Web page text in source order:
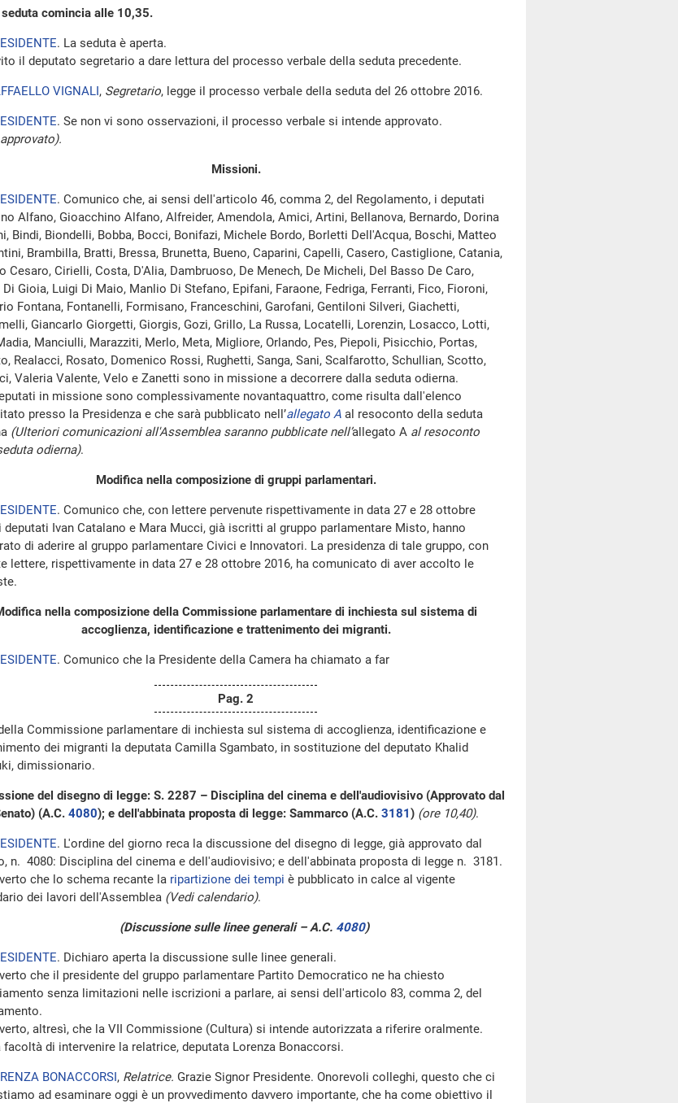
seduta comincia alle 10,35.
. La seduta è aperta.
il deputato segretario a dare lettura del processo verbale della seduta precedente.
VIGNALI, Segretario, legge il processo verbale della seduta del 26 ottobre 2016.
. Se non vi sono osservazioni, il processo verbale si intende approvato.
Missioni.
. Comunico che, ai sensi dell'articolo 46, comma 2, del Regolamento, i deputati
Alfano, Gioacchino Alfano, Alfreider, Amendola, Amici, Artini, Bellanova, Bernardo, Dorina
Bindi, Biondelli, Bobba, Bocci, Bonifazi, Michele Bordo, Borletti Dell'Acqua, Boschi, Matteo
Brambilla, Bratti, Bressa, Brunetta, Bueno, Caparini, Capelli, Casero, Castiglione, Catania,
Cesaro, Cirielli, Costa, D'Alia, Dambruoso, De Menech, De Micheli, Del Basso De Caro,
Di Gioia, Luigi Di Maio, Manlio Di Stefano, Epifani, Faraone, Fedriga, Ferranti, Fico, Fioroni,
Fontana, Fontanelli, Formisano, Franceschini, Garofani, Gentiloni Silveri, Giachetti,
Giancarlo Giorgetti, Giorgis, Gozi, Grillo, La Russa, Locatelli, Lorenzin, Losacco, Lotti,
Manciulli, Marazziti, Merlo, Meta, Migliore, Orlando, Pes, Piepoli, Pisicchio, Portas,
Realacci, Rosato, Domenico Rossi, Rughetti, Sanga, Sani, Scalfarotto, Schullian, Scotto,
Valeria Valente, Velo e Zanetti sono in missione a decorrere dalla seduta odierna.
in missione sono complessivamente novantaquattro, come risulta dall'elenco
presso la Presidenza e che sarà pubblicato nell’allegato A al resoconto della seduta
(Ulteriori comunicazioni all'Assemblea saranno pubblicate nell’allegato A al resoconto
odierna).
Modifica nella composizione di gruppi parlamentari.
. Comunico che, con lettere pervenute rispettivamente in data 27 e 28 ottobre
deputati Ivan Catalano e Mara Mucci, già iscritti al gruppo parlamentare Misto, hanno
di aderire al gruppo parlamentare Civici e Innovatori. La presidenza di tale gruppo, con
lettere, rispettivamente in data 27 e 28 ottobre 2016, ha comunicato di aver accolto le
nella composizione della Commissione parlamentare di inchiesta sul sistema di
accoglienza, identificazione e trattenimento dei migranti.
. Comunico che la Presidente della Camera ha chiamato a far
Pag. 2
Commissione parlamentare di inchiesta sul sistema di accoglienza, identificazione e
dei migranti la deputata Camilla Sgambato, in sostituzione del deputato Khalid
dimissionario.
del disegno di legge: S. 2287 – Disciplina del cinema e dell'audiovisivo (Approvato dal
(A.C. 4080); e dell'abbinata proposta di legge: Sammarco (A.C. 3181) (ore 10,40).
. L'ordine del giorno reca la discussione del disegno di legge, già approvato dal
n. 4080: Disciplina del cinema e dell'audiovisivo; e dell'abbinata proposta di legge n. 3181.
che lo schema recante la ripartizione dei tempi è pubblicato in calce al vigente
dei lavori dell'Assemblea (Vedi calendario).
(Discussione sulle linee generali – A.C. 4080)
. Dichiaro aperta la discussione sulle linee generali.
che il presidente del gruppo parlamentare Partito Democratico ne ha chiesto
senza limitazioni nelle iscrizioni a parlare, ai sensi dell'articolo 83, comma 2, del
altresì, che la VII Commissione (Cultura) si intende autorizzata a riferire oralmente.
di intervenire la relatrice, deputata Lorenza Bonaccorsi.
BONACCORSI, Relatrice. Grazie Signor Presidente. Onorevoli colleghi, questo che ci
ad esaminare oggi è un provvedimento davvero importante, che ha come obiettivo il